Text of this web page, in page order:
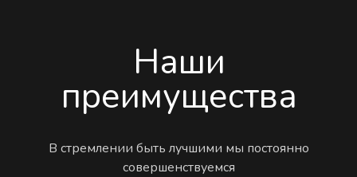
Наши
преимущества
В стремлении быть лучшими мы постоянно
совершенствуемся